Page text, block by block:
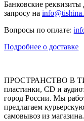
Банковские
запросу на
Вопросы по оплате:
Подробнее о доставке
ПРОСТРАНСТВО В
пластинки, CD и
город России. Мы
предлагаем
самовывоз из магазина.